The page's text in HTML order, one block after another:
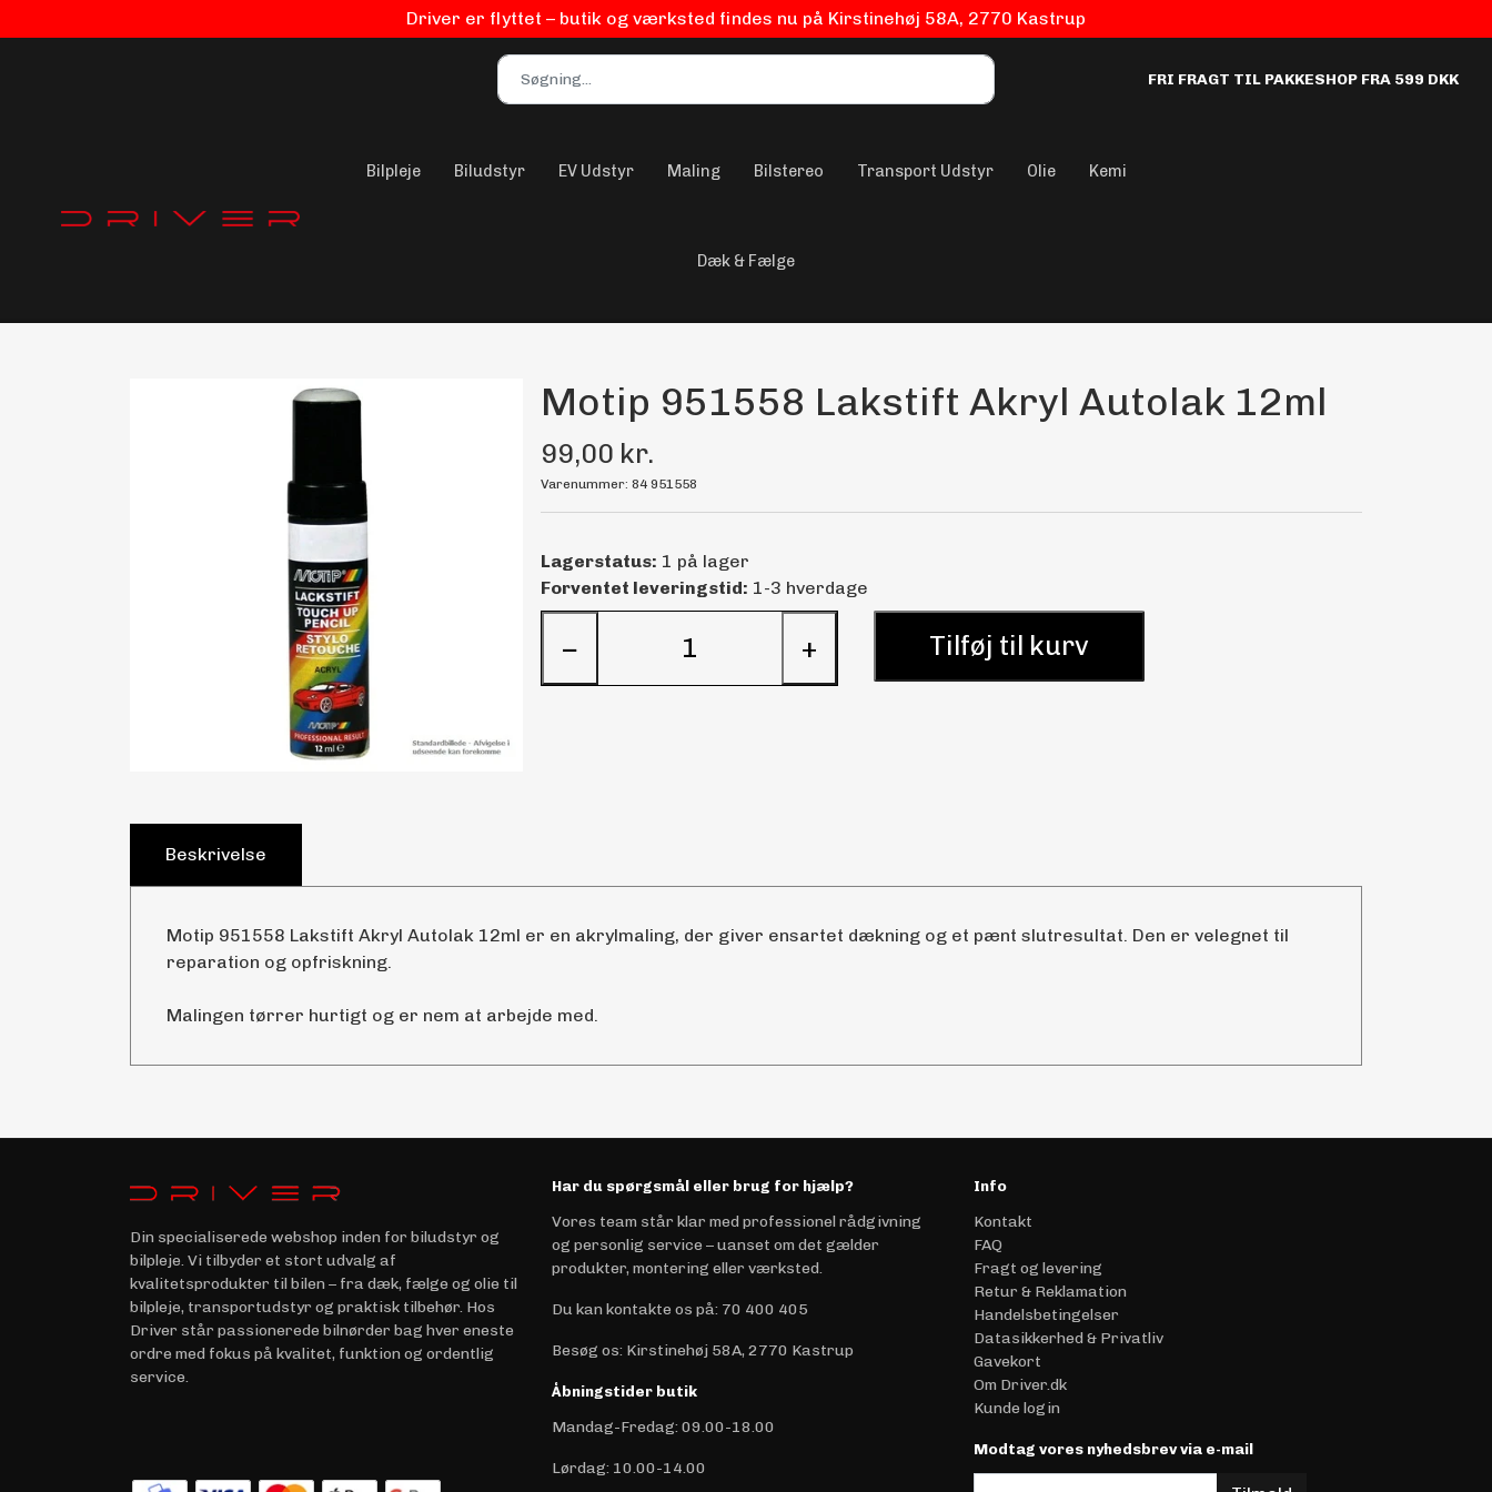
Driver er flyttet – butik og værksted findes nu på Kirstinehøj 58A, 2770 Kastrup
FRI FRAGT TIL PAKKESHOP FRA 599 DKK
Bilpleje Biludstyr EV Udstyr Maling Bilstereo Transport Udstyr Olie Kemi
Dæk & Fælge
Motip 951558 Lakstift Akryl Autolak 12ml
99,00 kr.
Varenummer: 84 951558
Lagerstatus: 1 på lager
Forventet leveringstid: 1-3 hverdage
− + Tilføj til kurv
Beskrivelse
Motip 951558 Lakstift Akryl Autolak 12ml er en akrylmaling, der giver ensartet dækning og et pænt slutresultat. Den er velegnet til
reparation og opfriskning.
Malingen tørrer hurtigt og er nem at arbejde med.
Din specialiserede webshop inden for biludstyr og
bilpleje. Vi tilbyder et stort udvalg af
kvalitetsprodukter til bilen – fra dæk, fælge og olie til
bilpleje, transportudstyr og praktisk tilbehør. Hos
Driver står passionerede bilnørder bag hver eneste
ordre med fokus på kvalitet, funktion og ordentlig
service.
Har du spørgsmål eller brug for hjælp?
Vores team står klar med professionel rådgivning
og personlig service – uanset om det gælder
produkter, montering eller værksted.
Du kan kontakte os på: 70 400 405
Besøg os: Kirstinehøj 58A, 2770 Kastrup
Åbningstider butik
Mandag-Fredag: 09.00-18.00
Lørdag: 10.00-14.00
Info
Kontakt
FAQ
Fragt og levering
Retur & Reklamation
Handelsbetingelser
Datasikkerhed & Privatliv
Gavekort
Om Driver.dk
Kunde login
Modtag vores nyhedsbrev via e-mail